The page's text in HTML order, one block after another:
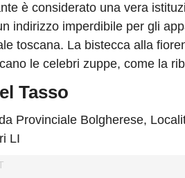
è considerato una vera
indirizzo imperdibile per gli
toscana. La bistecca alla
le celebri zuppe, come la
Tasso
Provinciale Bolgherese,
LI